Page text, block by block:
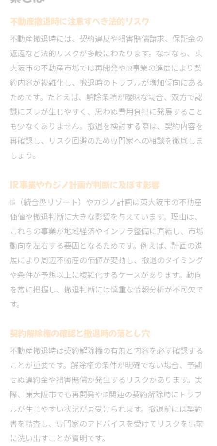
不動産撤退時に注意すべき法的リスク
不動産撤退時には、契約違反や損害賠償請求、保証金の
返還など法的リスクが多岐にわたります。なぜなら、東
大阪市の不動産市場では再開発やIR事業の進展により契
約内容が複雑化し、撤退時のトラブルが増加傾向にある
ためです。たとえば、解除条項が曖昧な場合、双方で認
識にズレが生じやすく、思わぬ費用負担に発展すること
も少なくありません。撤退を検討する際は、契約内容を
再確認し、リスク回避のため専門家への相談を徹底しま
しょう。
IR事業やカジノ計画が判断に及ぼす影響
IR（統合型リゾート）やカジノ計画は東大阪市の不動産
価値や撤退判断に大きな影響を与えています。理由は、
これらの事業が地域経済やインフラ整備に直結し、市場
動向を左右する要因となるためです。例えば、計画の進
展により周辺不動産の価値が変動し、撤退のタイミング
や条件が予想以上に複雑化するケースがあります。動向
を常に把握し、撤退判断には慎重な情報分析が不可欠で
す。
契約解除権の確認と撤退時の落とし穴
不動産撤退時は契約解除権の有無と内容を必ず確認する
ことが重要です。解除権の条件が明確でない場合、予期
せぬ違約金や損害賠償が発生するリスクがあります。実
際、東大阪市でも再開発やIR関連の契約解除時にトラブ
ルが生じやすい状況が見受けられます。撤退前には契約
書を精査し、専門家のアドバイスを受けてリスクを事前
に洗い出すことが賢明です。